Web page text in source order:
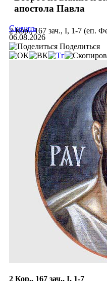
апостола Павла
2 Кор., 167 зач., I, 1-7 (еп.
Скачать
06.08.2026
Поделиться
2 Кор., 167 зач., I, 1-7